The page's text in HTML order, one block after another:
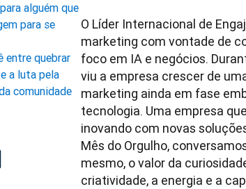
O Líder Internacional de
marketing com vontade de
foco em IA e negócios.
viu a empresa crescer de
marketing ainda em fase
tecnologia. Uma empresa
inovando com novas
Mês do Orgulho,
mesmo, o valor da
criatividade, a energia e a
alguém que
para se
entre quebrar
a luta pela
comunidade